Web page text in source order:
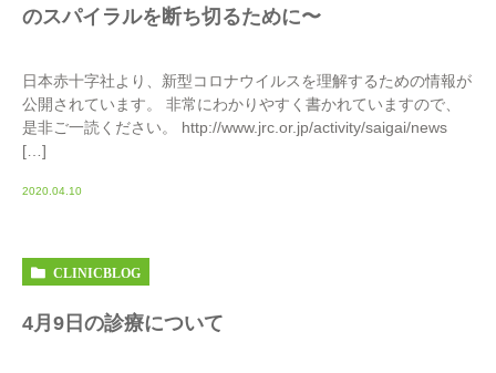
のスパイラルを断ち切るために〜
日本赤十字社より、新型コロナウイルスを理解するための情報が
公開されています。 非常にわかりやすく書かれていますので、
是非ご一読ください。 http://www.jrc.or.jp/activity/saigai/news
[…]
2020.04.10
CLINICBLOG
4月9日の診療について